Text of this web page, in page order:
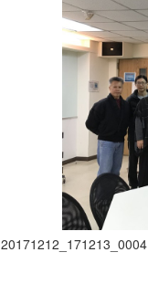
20171212_171213_0004